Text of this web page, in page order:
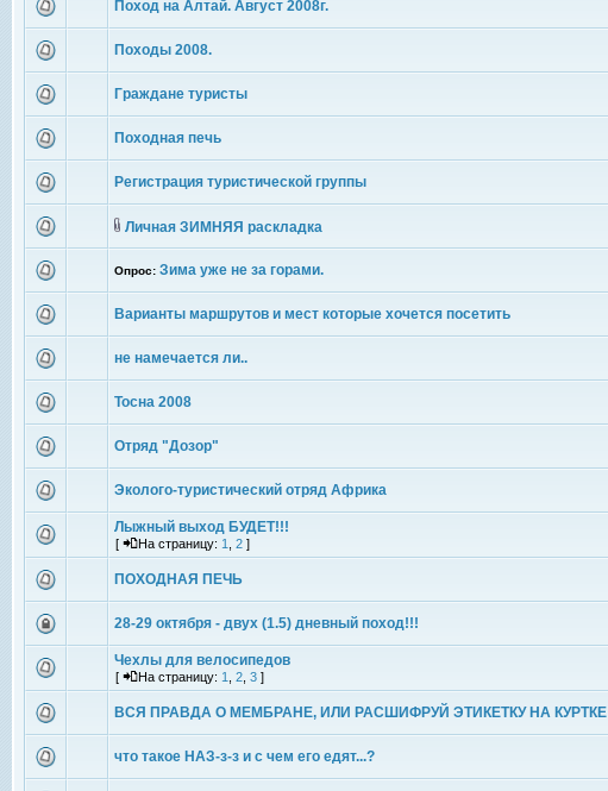
Поход на Алтай. Август 2008г.
Походы 2008.
Граждане туристы
Походная печь
Регистрация туристической группы
Личная ЗИМНЯЯ раскладка
Опрос: Зима уже не за горами.
Варианты маршрутов и мест которые хочется посетить
не намечается ли..
Тосна 2008
Отряд "Дозор"
Эколого-туристический отряд Африка
Лыжный выход БУДЕТ!!!
[ На страницу: 1 2 ]
ПОХОДНАЯ ПЕЧЬ
28-29 октября - двух (1.5) дневный поход!!!
Чехлы для велосипедов
[ На страницу: 1 2 3 ]
ВСЯ ПРАВДА О МЕМБРАНЕ, ИЛИ РАСШИФРУЙ ЭТИКЕТКУ НА КУРТКЕ
что такое НАЗ-з-з и с чем его едят...?